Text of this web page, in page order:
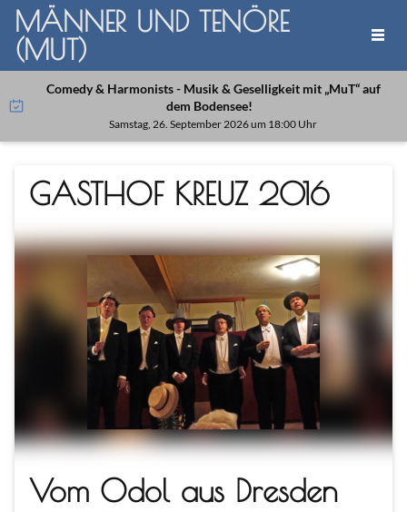
MÄNNER UND TENÖRE
(MUT)
Comedy & Harmonists - Musik & Geselligkeit mit „MuT“ auf
dem Bodensee!
Samstag, 26. September 2026 um 18:00 Uhr
GASTHOF KREUZ 2016
Vom Odol aus Dresden